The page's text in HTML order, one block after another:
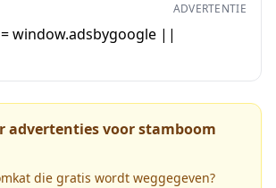
ADVERTENTIE
window.adsbygoogle ||
advertenties voor stamboom
die gratis wordt weggegeven?